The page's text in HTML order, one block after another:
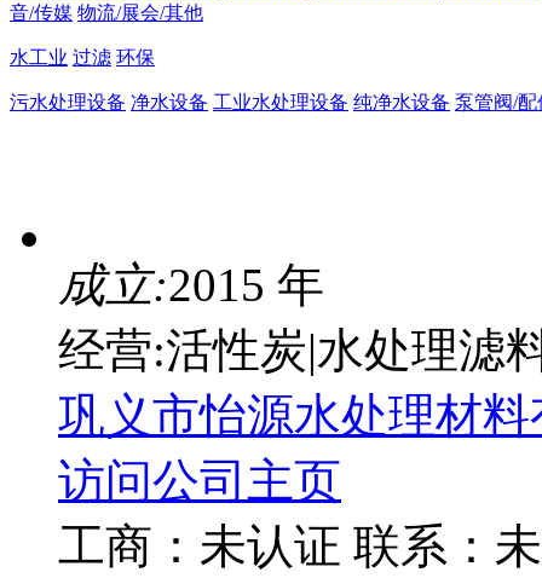
音/传媒 物流/展会/其他
水工业 过滤 环保
污水处理设备 净水设备 工业水处理设备 纯净水设备 泵管阀/配
成立:2015 年
经营:活性炭|水处理滤
巩义市怡源水处理材
访问公司主页
工商： 未认证 联系：